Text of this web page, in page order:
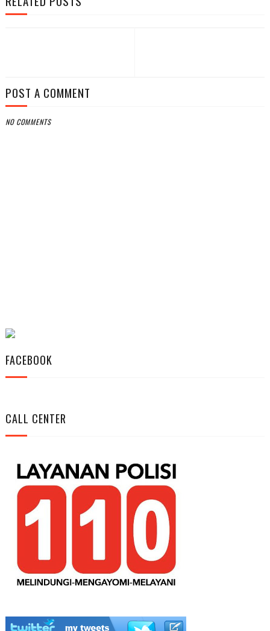
POST A COMMENT
NO COMMENTS
FACEBOOK
CALL CENTER